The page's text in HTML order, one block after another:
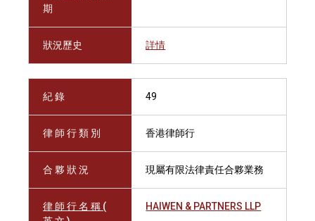
期
狀況歷史 詳情
紀 錄 49
律 師 行 類 別 香港律師行
合 夥 狀 況 現屬有限法律責任合夥業務
律 師 行 名 稱 (
HAIWEN & PARTNERS LLP